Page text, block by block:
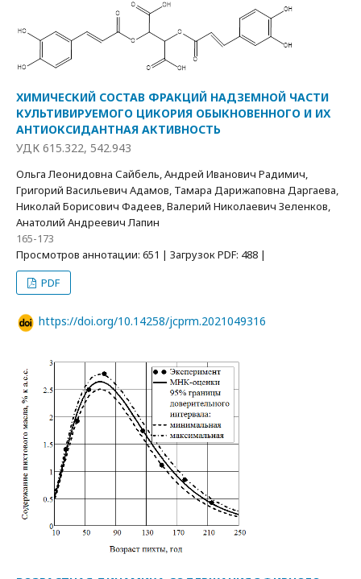
ХИМИЧЕСКИЙ СОСТАВ ФРАКЦИЙ НАДЗЕМНОЙ ЧАСТИ
КУЛЬТИВИРУЕМОГО ЦИКОРИЯ ОБЫКНОВЕННОГО И ИХ
АНТИОКСИДАНТНАЯ АКТИВНОСТЬ
УДК 615.322, 542.943
Ольга Леонидовна Сайбель, Андрей Иванович Радимич,
Григорий Васильевич Адамов, Тамара Дарижаповна Даргаева,
Николай Борисович Фадеев, Валерий Николаевич Зеленков,
Анатолий Андреевич Лапин
165-173
Просмотров аннотации: 651 | Загрузок PDF: 488 |
PDF
https://doi.org/10.14258/jcprm.2021049316